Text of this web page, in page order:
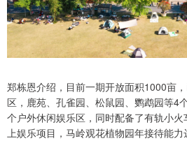
郑栋恩介绍，目前一期开放面积1000亩
区，鹿苑、孔雀园、松鼠园、鹦鹉园等4
个户外休闲娱乐区，同时配备了有轨小
上娱乐项目，马岭观花植物园年接待能力